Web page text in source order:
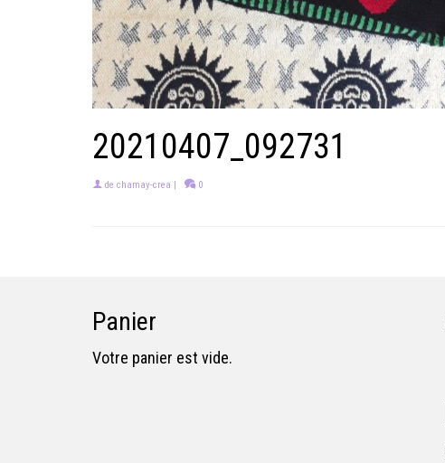
20210407_092731
de chamay-crea | 0
Panier
Votre panier est vide.